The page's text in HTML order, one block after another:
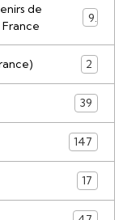
de
9
2
39
147
17